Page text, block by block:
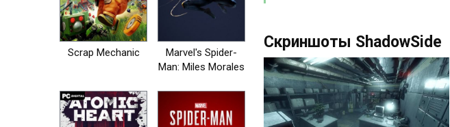
Scrap Mechanic
Marvel's Spider-
Man: Miles Morales
Скриншоты ShadowSide